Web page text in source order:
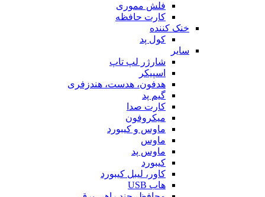
فلش مموری
کارت حافظه
خنک کننده
کول پد
سایر
شارژر لپ تاپ
اسپیکر
هدفون، هدست، هندزفری
گیم پد
کارت صدا
میکروفون
ماوس و کیبورد
ماوس
ماوس پد
کیبورد
کاور، لیبل کیبورد
هاب USB